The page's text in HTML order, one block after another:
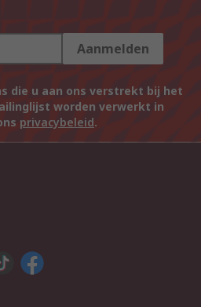
Aanmelden
die u aan ons verstrekt bij het
worden verwerkt in
privacybeleid.